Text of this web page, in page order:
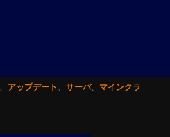
アップデート 、サーバ、 マインクラ